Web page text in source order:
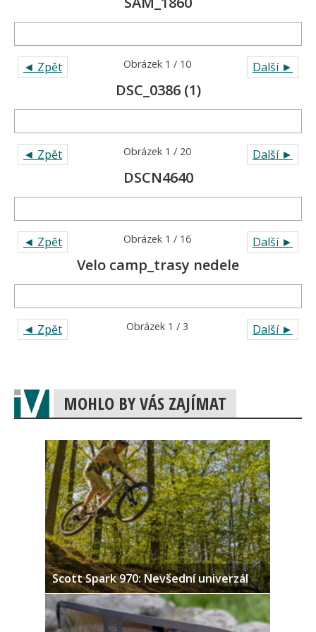
◄ Zpět Další ►
Obrázek 2 / 3
116
◄ Zpět Další ►
Obrázek 1 / 3
SAM_1860
◄ Zpět Další ►
Obrázek 1 / 10
DSC_0386 (1)
◄ Zpět Další ►
Obrázek 1 / 20
◄ Zpět Další ►
Obrázek 1 / 16
Velo camp_trasy nedele
◄ Zpět Další ►
Obrázek 1 / 3
MOHLO BY VÁS ZAJÍMAT